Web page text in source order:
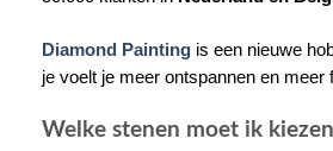
Diamond Painting is een nieuwe
je voelt je meer ontspannen en meer
Welke stenen moet ik